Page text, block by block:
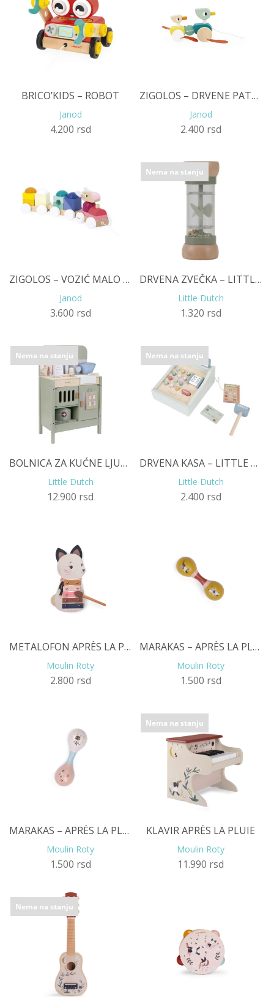
BRICO’KIDS – ROBOT
Janod
4.200 rsd
ZIGOLOS – DRVENE PATKICE
Janod
2.400 rsd
ZIGOLOS – VOZIĆ MALO JAGNJE
Janod
3.600 rsd
Nema na stanju
DRVENA ZVEČKA – LITTLE FARM
Little Dutch
1.320 rsd
Nema na stanju
BOLNICA ZA KUĆNE LJUBIMCE
Little Dutch
12.900 rsd
Nema na stanju
DRVENA KASA – LITTLE DUTCH
Little Dutch
2.400 rsd
METALOFON APRÈS LA PLUIE
Moulin Roty
2.800 rsd
MARAKAS – APRÈS LA PLUIE, OKER
Moulin Roty
1.500 rsd
MARAKAS – APRÈS LA PLUIE, KREM
Moulin Roty
1.500 rsd
Nema na stanju
KLAVIR APRÈS LA PLUIE
Moulin Roty
11.990 rsd
Nema na stanju